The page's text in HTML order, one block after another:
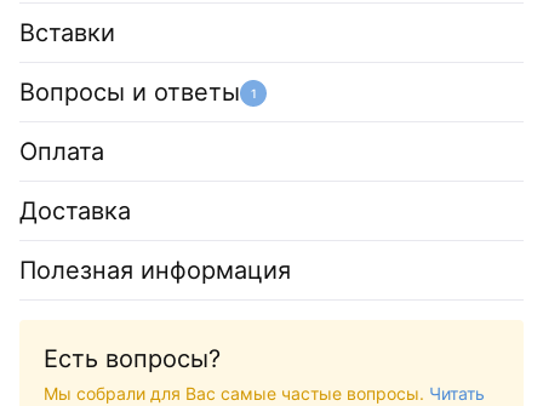
Вставки
Вопросы и ответы 1
Оплата
Доставка
Полезная информация
Есть вопросы?
Мы собрали для Вас самые частые вопросы. Читать